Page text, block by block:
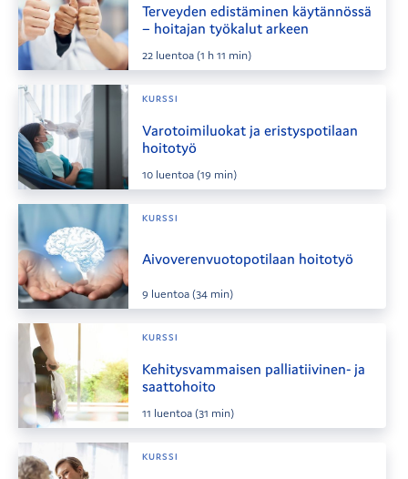
Terveyden edistäminen käytännössä
– hoitajan työkalut arkeen
22 luentoa(1 h 11 min)
KURSSI
Varotoimiluokat ja eristyspotilaan
hoitotyö
10 luentoa(19 min)
KURSSI
Aivoverenvuotopotilaan hoitotyö
9 luentoa(34 min)
KURSSI
Kehitysvammaisen palliatiivinen- ja
saattohoito
11 luentoa(31 min)
KURSSI